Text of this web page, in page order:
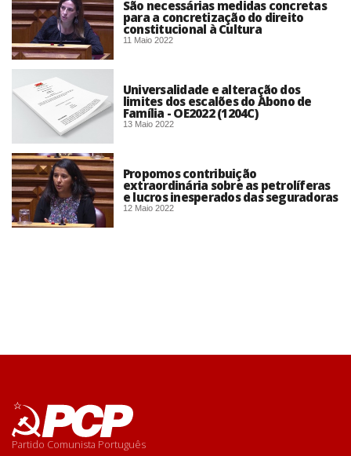
São necessárias medidas concretas
para a concretização do direito
constitucional à Cultura
11 Maio 2022
Universalidade e alteração dos
limites dos escalões do Abono de
Família - OE2022 (1204C)
13 Maio 2022
Propomos contribuição
extraordinária sobre as petrolíferas
e lucros inesperados das seguradoras
12 Maio 2022
Partido Comunista Português